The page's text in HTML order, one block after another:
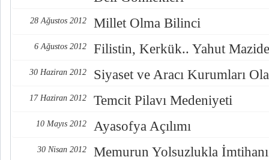
28 Ağustos 2012 Millet Olma Bilinci
6 Ağustos 2012 Filistin, Kerkük.. Yahut
30 Haziran 2012 Siyaset ve Aracı Kurumları
17 Haziran 2012 Temcit Pilavı Medeniyeti
10 Mayıs 2012 Ayasofya Açılımı
30 Nisan 2012 Memurun Yolsuzlukla İmtihanı